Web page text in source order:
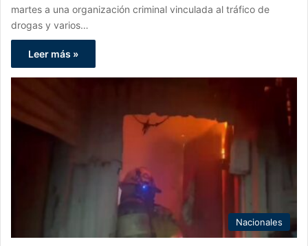
martes a una organización criminal vinculada al tráfico de
drogas y varios…
Leer más »
Nacionales